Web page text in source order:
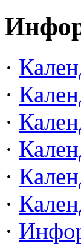
·
·
·
·
·
·
·